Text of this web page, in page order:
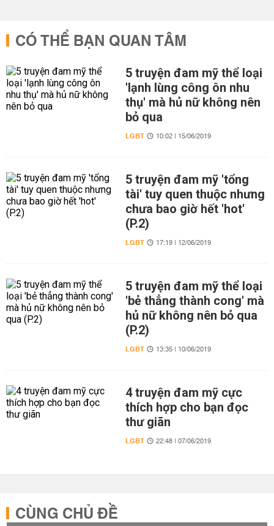
CÓ THỂ BẠN QUAN TÂM
5 truyện đam mỹ thể loại
'lạnh lùng công ôn nhu
thụ' mà hủ nữ không nên
bỏ qua
LGBT 10:02 | 15/06/2019
5 truyện đam mỹ 'tổng
tài' tuy quen thuộc nhưng
chưa bao giờ hết 'hot'
(P.2)
LGBT 17:19 | 12/06/2019
5 truyện đam mỹ thể loại
'bẻ thẳng thành cong' mà
hủ nữ không nên bỏ qua
(P.2)
LGBT 13:35 | 10/06/2019
4 truyện đam mỹ cực
thích hợp cho bạn đọc
thư giãn
LGBT 22:48 | 07/06/2019
CÙNG CHỦ ĐỀ